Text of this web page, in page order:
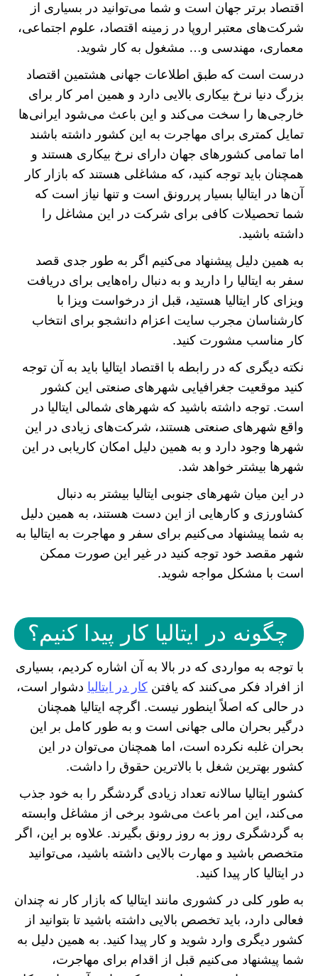
اقتصاد برتر جهان است و شما می‌توانید در بسیاری از
شرکت‌های معتبر اروپا در زمینه اقتصاد، علوم اجتماعی،
معماری، مهندسی و… مشغول به کار شوید.
درست است که طبق اطلاعات جهانی هشتمین اقتصاد
بزرگ دنیا نرخ بیکاری بالایی دارد و همین امر کار برای
خارجی‌ها را سخت می‌کند و این باعث می‌شود ایرانی‌ها
تمایل کمتری برای مهاجرت به این کشور داشته باشند
اما تمامی کشور‌های جهان دارای نرخ بیکاری هستند و
همچنان باید توجه کنید، که مشاغلی هستند که بازار کار
آن‌ها در ایتالیا بسیار پررونق است و تنها نیاز است که
شما تحصیلات کافی برای شرکت در این مشاغل را
داشته باشید.
به همین دلیل پیشنهاد می‌کنیم اگر به طور جدی قصد
سفر به ایتالیا را دارید و به دنبال راه‌هایی برای دریافت
ویزای کار ایتالیا هستید، قبل از درخواست ویزا با
کارشناسان مجرب سایت اعزام دانشجو برای انتخاب
کار مناسب مشورت کنید.
نکته دیگری که در رابطه با اقتصاد ایتالیا باید به آن توجه
کنید موقعیت جغرافیایی شهر‌های صنعتی این کشور
است. توجه داشته باشید که شهر‌های شمالی ایتالیا در
واقع شهر‌های صنعتی هستند، شرکت‌های زیادی در این
شهر‌ها وجود دارد و به همین دلیل امکان کاریابی در این
شهر‌ها بیشتر خواهد شد.
در این میان شهر‌های جنوبی ایتالیا بیشتر به دنبال
کشاورزی و کار‌هایی از این دست هستند، به همین دلیل
به شما پیشنهاد می‌کنیم برای سفر و مهاجرت به ایتالیا به
شهر مقصد خود توجه کنید در غیر این صورت ممکن
است با مشکل مواجه شوید.
چگونه در ایتالیا کار پیدا کنیم؟
با توجه به مواردی که در بالا به آن اشاره کردیم، بسیاری
از افراد فکر می‌کنند که یافتن کار در ایتالیا دشوار است،
در حالی که اصلاً اینطور نیست. اگرچه ایتالیا همچنان
درگیر بحران مالی جهانی است و به طور کامل بر این
بحران غلبه نکرده است، اما همچنان می‌توان در این
کشور بهترین شغل با بالاترین حقوق را داشت.
کشور ایتالیا سالانه تعداد زیادی گردشگر را به خود جذب
می‌کند، این امر باعث می‌شود برخی از مشاغل وابسته
به گردشگری روز به روز رونق بگیرند. علاوه بر این، اگر
متخصص باشید و مهارت بالایی داشته باشید، می‌توانید
در ایتالیا کار پیدا کنید.
به طور کلی در کشوری مانند ایتالیا که بازار کار نه چندان
فعالی دارد، باید تخصص بالایی داشته باشید تا بتوانید از
کشور دیگری وارد شوید و کار پیدا کنید. به همین دلیل به
شما پیشنهاد می‌کنیم قبل از اقدام برای مهاجرت،